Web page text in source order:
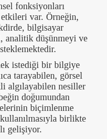
fonksiyonları
var. Örneğin,
bilgisayar
analitik düşünmeyi ve
istediği bir bilgiye
tarayabilen, görsel
algılayabilen nesiller
doğumundan
biçimlenme
birlikte
gelişiyor.